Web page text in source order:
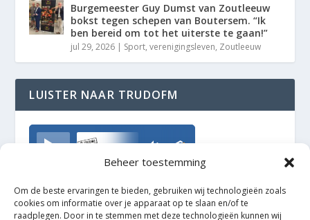
Beheer toestemming
Om de beste ervaringen te bieden, gebruiken wij technologieën zoals
cookies om informatie over je apparaat op te slaan en/of te
raadplegen. Door in te stemmen met deze technologieën kunnen wij
Burgemeester Guy Dumst van Zoutleeuw
bokst tegen schepen van Boutersem. “Ik
ben bereid om tot het uiterste te gaan!”
jul 29, 2026 | Sport,verenigingsleven, Zoutleeuw
LUISTER NAAR TRUDOFM
TrudoFM